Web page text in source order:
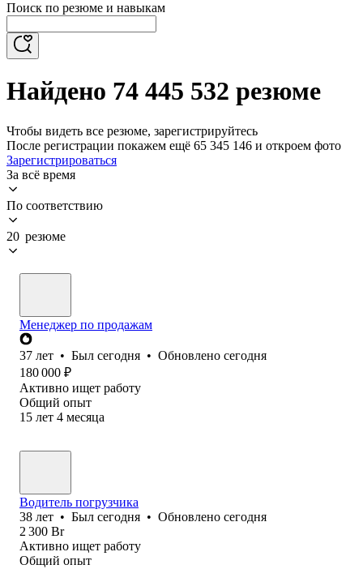
Поиск по резюме и навыкам
Найдено 74 445 532 резюме
Чтобы видеть все резюме, зарегистрируйтесь
После регистрации покажем ещё 65 345 146 и откроем фото
Зарегистрироваться
За всё время
По соответствию
20 резюме
Менеджер по продажам
37 лет • Был сегодня • Обновлено сегодня
180 000 ₽
Активно ищет работу
Общий опыт
15 лет 4 месяца
Водитель погрузчика
38 лет • Был сегодня • Обновлено сегодня
2 300 Br
Активно ищет работу
Общий опыт